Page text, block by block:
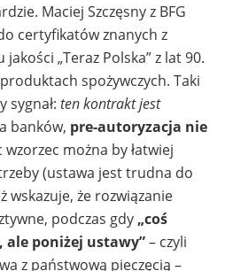
Maciej Szczęsny z BFG
certyfikatów znanych z
„Teraz Polska” z lat 90.
spożywczych. Taki
sygnał: ten kontrakt jest
banków, pre-autoryzacja nie
wzorzec można by łatwiej
(ustawa jest trudna do
wskazuje, że rozwiązanie
podczas gdy „coś
poniżej ustawy”– czyli
z państwową pieczęcią –